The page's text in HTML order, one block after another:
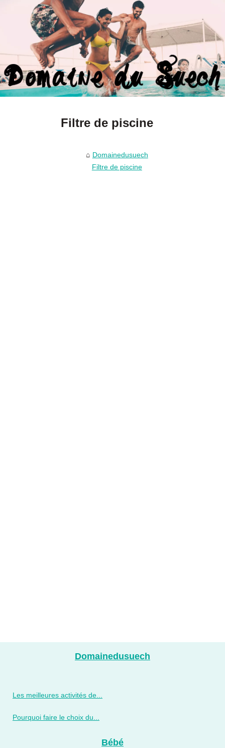
Filtre de piscine
Domainedusuech
Filtre de piscine
Domainedusuech
Les meilleures activités de...
Pourquoi faire le choix du...
Bébé